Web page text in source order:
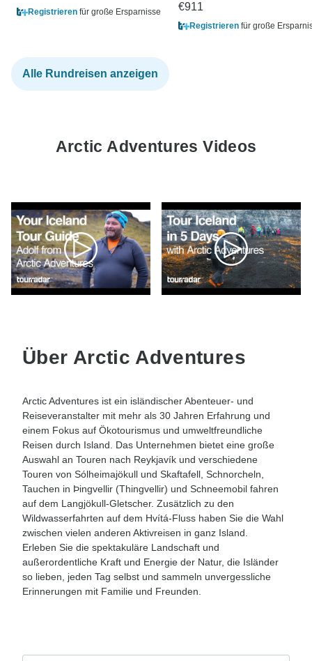
Registrieren für große Ersparnisse
€911
Registrieren für große
Alle Rundreisen anzeigen
Arctic Adventures Videos
Über Arctic Adventures
Arctic Adventures ist ein isländischer Abenteuer- und
Reiseveranstalter mit mehr als 30 Jahren Erfahrung und
einem Fokus auf Ökotourismus und umweltfreundliche
Reisen durch Island. Das Unternehmen bietet eine große
Auswahl an Touren nach Reykjavík und verschiedene
Touren von Sólheimajökull und Skaftafell, Schnorcheln,
Tauchen in Þingvellir (Thingvellir) und Schneemobil fahren
auf dem Langjökull-Gletscher. Zusätzlich zu den
Wildwasserfahrten auf dem Hvítá-Fluss haben Sie die Wahl
zwischen vielen anderen Aktivreisen in ganz Island.
Erleben Sie die spektakuläre Landschaft und
außerordentliche Kraft und Energie der Natur, die Isländer
so lieben, jeden Tag selbst und sammeln unvergessliche
Erinnerungen mit Familie und Freunden.